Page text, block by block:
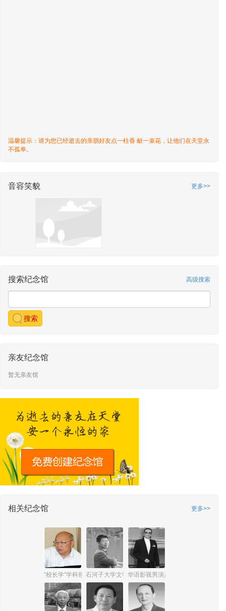
温馨提示：请为您已经逝去的亲朋好友点一柱香 献一束花，让他们在天堂永
不孤单。
音容笑貌 更多>>
搜索纪念馆 高级搜索
搜索
亲友纪念馆
暂无亲友馆
相关纪念馆 更多>>
“校长学”学科领域奠基人，江苏第二师范学院原教授王铁军
石河子大学文学艺术学院（新闻传播学院）原党委
华语影视男演员、导演、编剧谢贤